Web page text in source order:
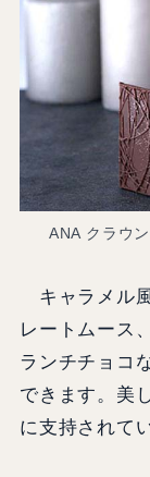
ANA クラウ
キャラメル
レートムース
ランチチョコ
できます。美
に支持されて